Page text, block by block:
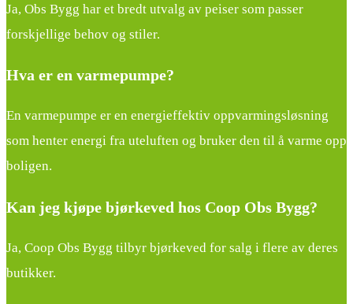
Ja, Obs Bygg har et bredt utvalg av peiser som passer
forskjellige behov og stiler.
Hva er en varmepumpe?
En varmepumpe er en energieffektiv oppvarmingsløsning
som henter energi fra uteluften og bruker den til å varme opp
boligen.
Kan jeg kjøpe bjørkeved hos Coop Obs Bygg?
Ja, Coop Obs Bygg tilbyr bjørkeved for salg i flere av deres
butikker.